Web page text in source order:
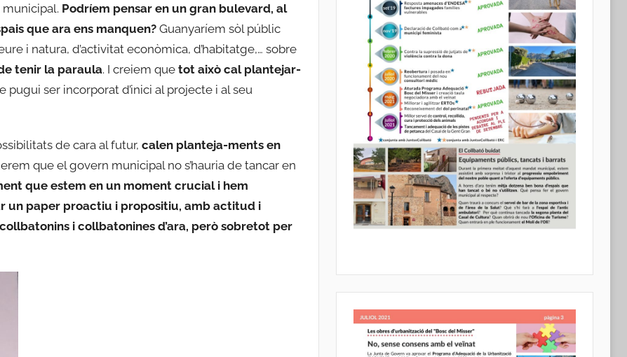
Podríem pensar en un gran bulevard, al
que ara ens manquen? Guanyaríem sòl públic
i natura, d’activitat econòmica, d’habitatge,… sobre
tenir la paraula. I creiem que tot això cal plantejar-
pugui ser incorporat d’inici al projecte i al seu
de cara al futur, calen planteja-ments en
que el govern municipal no s’hauria de tancar en
que estem en un moment crucial i hem
un paper proactiu i propositiu, amb actitud i
i collbatonines d’ara, però sobretot per